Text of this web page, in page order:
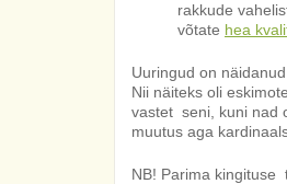
rakkude
võtate hea
Uuringud on
Nii näiteks oli
vastet seni, kuni nad
muutus aga
NB! Parima kingituse